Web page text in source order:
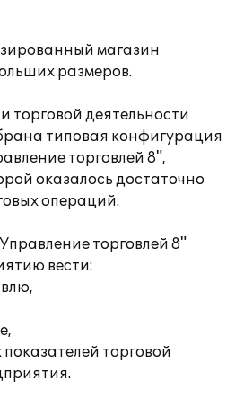
магазин
размеров.
торговой деятельности
типовая конфигурация
торговлей 8",
оказалось достаточно
операций.
торговлей 8"
вести:
торговой